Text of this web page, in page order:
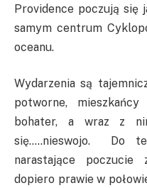
Providence poczują się
samym centrum
oceanu.
Wydarzenia są
potworne,
bohater, a wraz z
się…..nieswojo. Do
narastające poczucie
dopiero prawie w